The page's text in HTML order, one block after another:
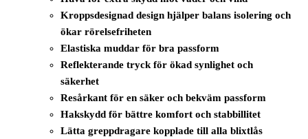
Kroppsdesignad design hjälper balans isolering och
ökar rörelsefriheten
Elastiska muddar för bra passform
Reflekterande tryck för ökad synlighet och
säkerhet
Resårkant för en säker och bekväm passform
Hakskydd för bättre komfort och stabbillitet
Lätta greppdragare kopplade till alla blixtlås